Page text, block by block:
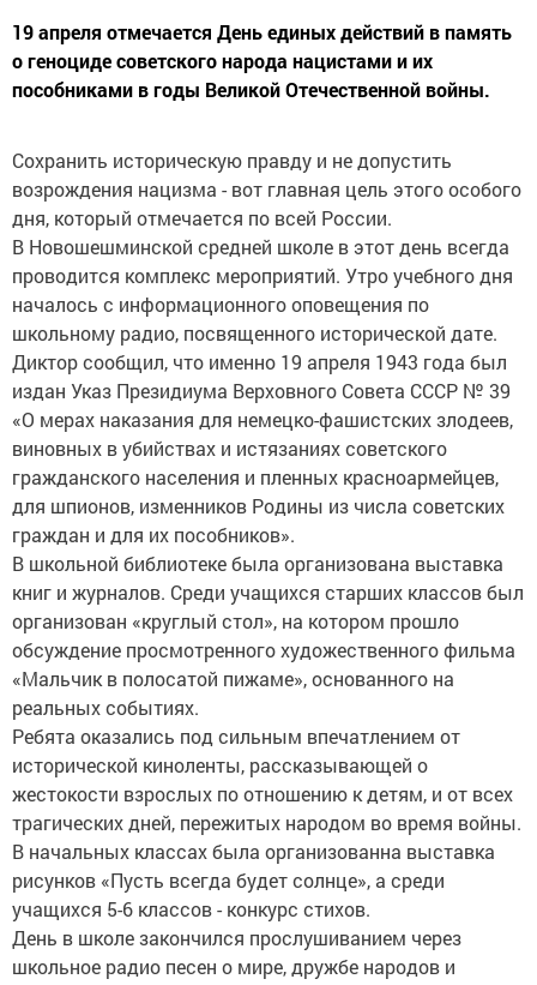
19 апреля отмечается День единых действий в память
о геноциде советского народа нацистами и их
пособниками в годы Великой Отечественной войны.
Сохранить историческую правду и не допустить
возрождения нацизма - вот главная цель этого особого
дня, который отмечается по всей России.
В Новошешминской средней школе в этот день всегда
проводится комплекс мероприятий. Утро учебного дня
началось с информационного оповещения по
школьному радио, посвященного исторической дате.
Диктор сообщил, что именно 19 апреля 1943 года был
издан Указ Президиума Верховного Совета СССР № 39
«О мерах наказания для немецко-фашистских злодеев,
виновных в убийствах и истязаниях советского
гражданского населения и пленных красноармейцев,
для шпионов, изменников Родины из числа советских
граждан и для их пособников».
В школьной библиотеке была организована выставка
книг и журналов. Среди учащихся старших классов был
организован «круглый стол», на котором прошло
обсуждение просмотренного художественного фильма
«Мальчик в полосатой пижаме», основанного на
реальных событиях.
Ребята оказались под сильным впечатлением от
исторической киноленты, рассказывающей о
жестокости взрослых по отношению к детям, и от всех
трагических дней, пережитых народом во время войны.
В начальных классах была организованна выставка
рисунков «Пусть всегда будет солнце», а среди
учащихся 5-6 классов - конкурс стихов.
День в школе закончился прослушиванием через
школьное радио песен о мире, дружбе народов и